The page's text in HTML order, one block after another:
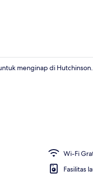
menginap di
Wi-Fi
Fasilitas